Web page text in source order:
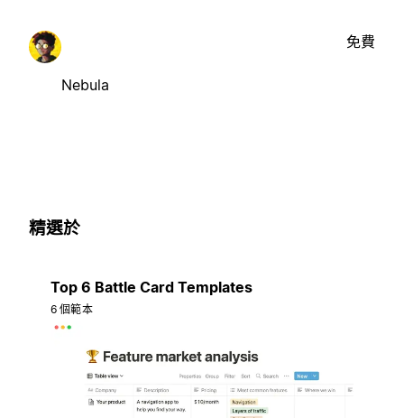
Nebula
免費
精選於
Top 6 Battle Card Templates
6 個範本